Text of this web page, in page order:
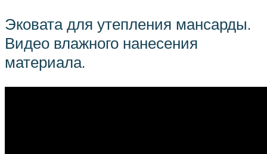
Эковата для утепления мансарды.
Видео влажного нанесения
материала.